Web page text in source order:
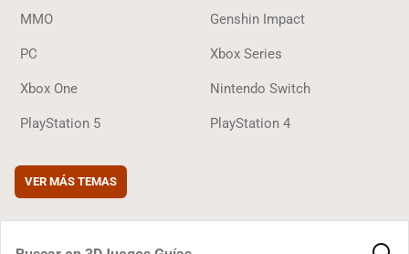
MMO Genshin Impact
PC Xbox Series
Xbox One Nintendo Switch
PlayStation 5 PlayStation 4
VER MÁS TEMAS